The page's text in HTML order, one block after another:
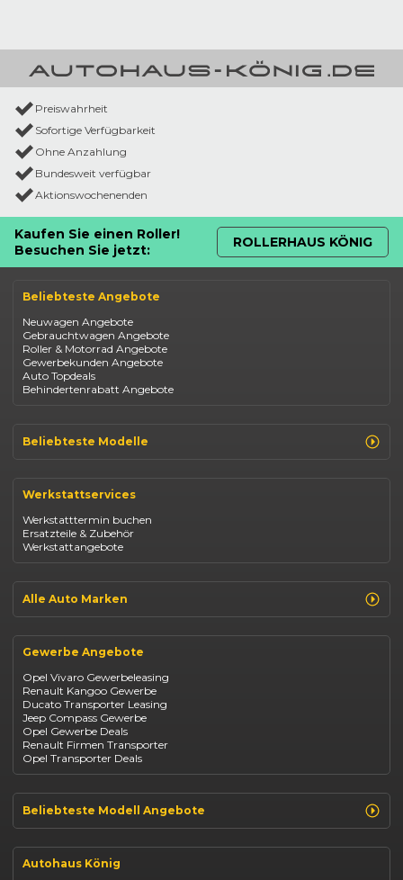
Preiswahrheit
Sofortige Verfügbarkeit
Ohne Anzahlung
Bundesweit verfügbar
Aktionswochenenden
Kaufen Sie einen Roller!
Besuchen Sie jetzt:
ROLLERHAUS KÖNIG
Beliebteste Angebote
Neuwagen Angebote
Gebrauchtwagen Angebote
Roller & Motorrad Angebote
Gewerbekunden Angebote
Auto Topdeals
Behindertenrabatt Angebote
Beliebteste Modelle
Opel Corsa
Fiat 500
Dacia Duster
Dacia Sandero
Jeep Compass
Suzuki Vitara
Suzuki Swift
Mazda CX-30
Werkstattservices
Werkstatttermin buchen
Ersatzteile & Zubehör
Werkstattangebote
Alle Auto Marken
Opel
Fiat
Jeep
Suzuki
BYD
Kia
Mazda
Citroën
Abarth
Fiat Professional
Gewerbe Angebote
Opel Vivaro Gewerbeleasing
Renault Kangoo Gewerbe
Ducato Transporter Leasing
Jeep Compass Gewerbe
Opel Gewerbe Deals
Renault Firmen Transporter
Opel Transporter Deals
Beliebteste Modell Angebote
Renault Arkana Leasing
Renault Captur Leasing
Autohaus König